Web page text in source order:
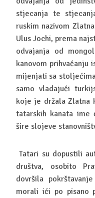
stjecanja te
ruskim nazivom
Ulus Jochi, prema
odvajanja od
kanovom prihvaćanju
mijenjati sa
samo vladajući
koje je držala Zlatna
tatarskih kanata
šire slojeve
Tatari su dopustili
društva, osobito
dovršila
morali ići po pisano